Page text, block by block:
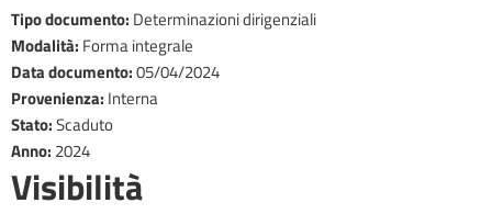
Tipo documento: Determinazioni dirigenziali
Modalità: Forma integrale
Data documento:05/04/2024
Provenienza: Interna
Stato:Scaduto
Anno: 2024
Visibilità